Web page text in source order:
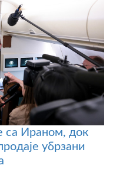
са Ираном, док
убрзани